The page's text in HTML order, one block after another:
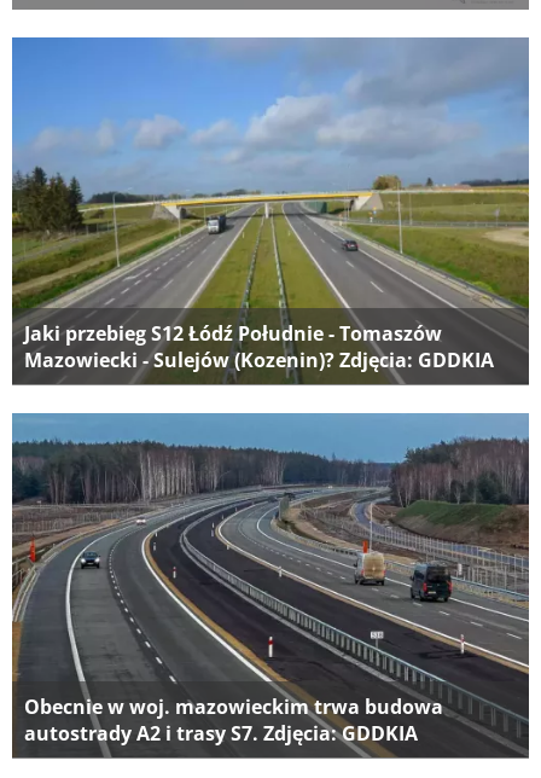
Jaki przebieg S12 Łódź Południe - Tomaszów
Mazowiecki - Sulejów (Kozenin)? Zdjęcia: GDDKIA
Obecnie w woj. mazowieckim trwa budowa
autostrady A2 i trasy S7. Zdjęcia: GDDKIA